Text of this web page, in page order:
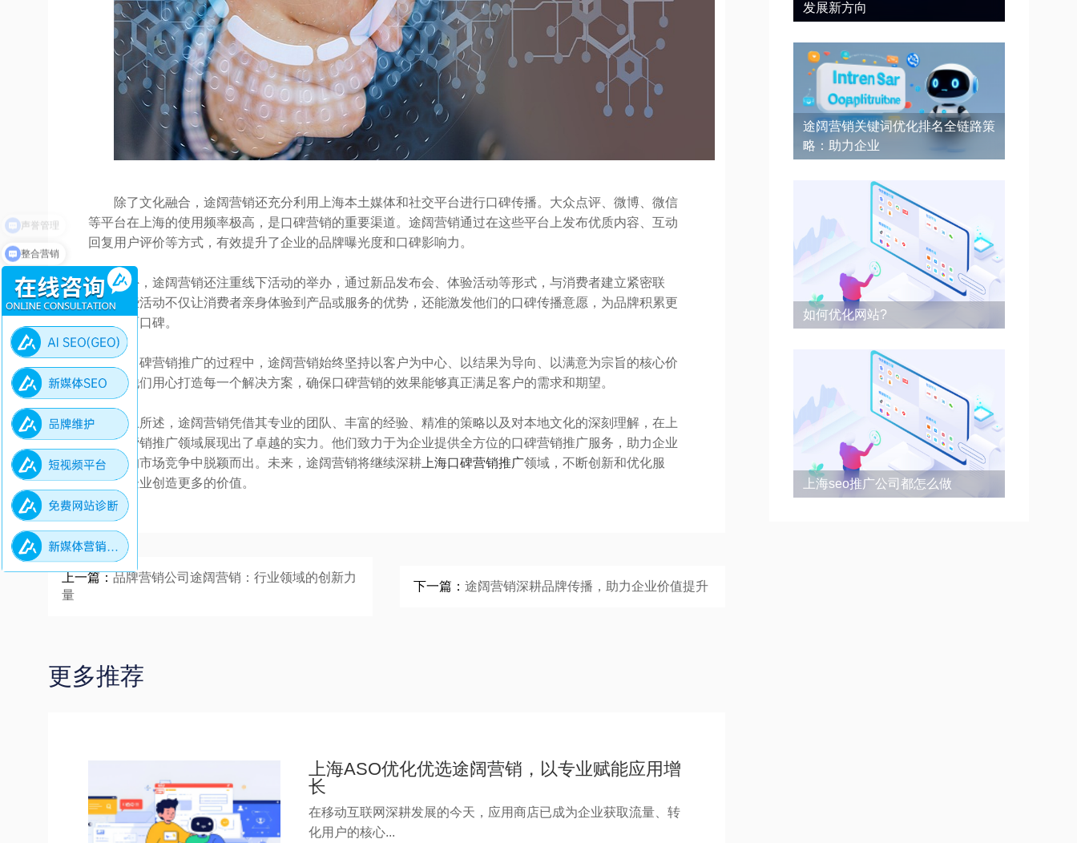
除了文化融合，途阔营销还充分利用上海本土媒体和社交平台进行口碑传播。大众点评、微博、微信
等平台在上海的使用频率极高，是口碑营销的重要渠道。途阔营销通过在这些平台上发布优质内容、互动
回复用户评价等方式，有效提升了企业的品牌曝光度和口碑影响力。
此外，途阔营销还注重线下活动的举办，通过新品发布会、体验活动等形式，与消费者建立紧密联
系。这些活动不仅让消费者亲身体验到产品或服务的优势，还能激发他们的口碑传播意愿，为品牌积累更
多的正面口碑。
在口碑营销推广的过程中，途阔营销始终坚持以客户为中心、以结果为导向、以满意为宗旨的核心价
值观。他们用心打造每一个解决方案，确保口碑营销的效果能够真正满足客户的需求和期望。
综上所述，途阔营销凭借其专业的团队、丰富的经验、精准的策略以及对本地文化的深刻理解，在上
海口碑营销推广领域展现出了卓越的实力。他们致力于为企业提供全方位的口碑营销推广服务，助力企业
在激烈的市场竞争中脱颖而出。未来，途阔营销将继续深耕 上海口碑营销推广领域，不断创新和优化服
务，为企业创造更多的价值。
上一篇： 品牌营销公司途阔营销：行业领域的创新力
量
下一篇：途阔营销深耕品牌传播，助力企业价值提升
更多推荐
上海ASO优化优选途阔营销，以专业赋能应用增
长
在移动互联网深耕发展的今天，应用商店已成为企业获取流量、转
化用户的核心...
发展新方向
途阔营销关键词优化排名全链路策
略：助力企业
如何优化网站?
上海seo推广公司都怎么做
整合营销